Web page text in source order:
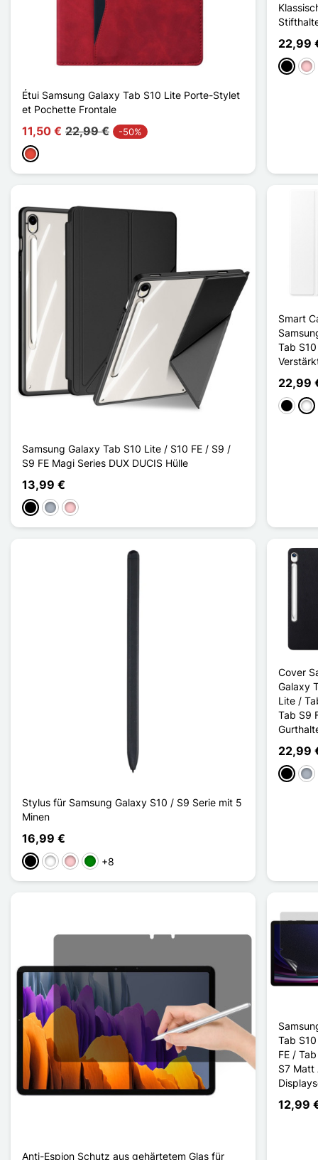
Étui Samsung Galaxy Tab S10 Lite Porte-Stylet
et Pochette Frontale
11,50 € 22,99 € -50%
Rot
22,99
Samsung Galaxy Tab S10 Lite / S10 FE / S9 /
S9 FE Magi Series DUX DUCIS Hülle
13,99 €
Schwarz
GrauPink
Smart
Tab
22,99
Stylus für Samsung Galaxy S10 / S9 Serie mit 5
Minen
16,99 €
Schwarz
WeißPinkGrün+8
Cover
Galaxy
Lite /
Tab S9
22,99
Anti-Espion Schutz aus gehärtetem Glas für
Tab
FE /
S7 Matt
12,99